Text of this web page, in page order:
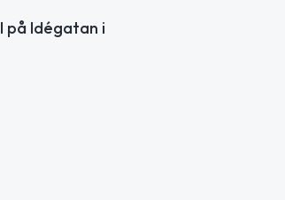
på Idégatan i